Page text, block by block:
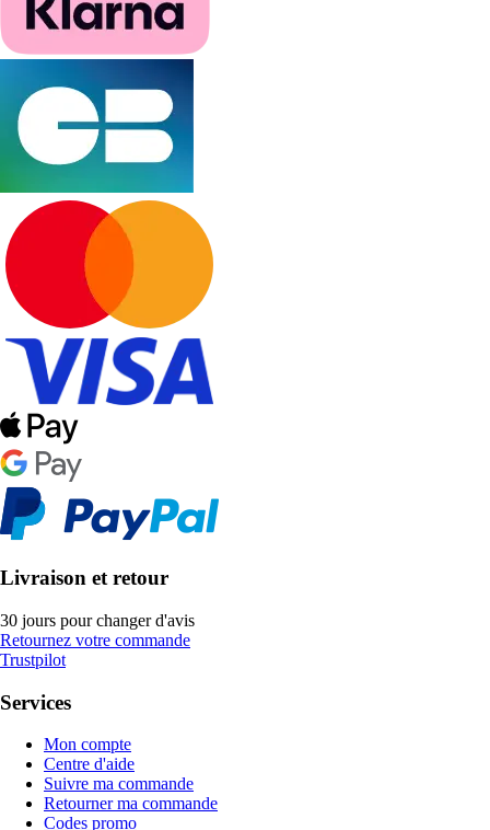
Livraison et retour
30 jours pour changer d'avis
Retournez votre commande
Trustpilot
Services
Mon compte
Centre d'aide
Suivre ma commande
Retourner ma commande
Codes promo